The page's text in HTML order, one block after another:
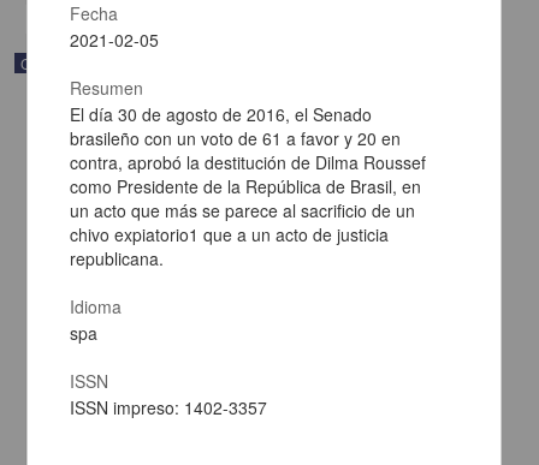
Correspondencia postal
Carta de Francisco Martínez Baca a Francisco I. Madero
Fecha
2021-02-05
Resumen
El día 30 de agosto de 2016, el Senado
brasileño con un voto de 61 a favor y 20 en
contra, aprobó la destitución de Dilma Roussef
como Presidente de la República de Brasil, en
un acto que más se parece al sacrificio de un
chivo expiatorio1 que a un acto de justicia
republicana.
Idioma
spa
ISSN
ISSN impreso: 1402-3357